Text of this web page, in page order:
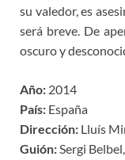
su valedor, es
será breve. De
oscuro y
Año: 2014
País: España
Dirección: Lluís
Guión:Sergi